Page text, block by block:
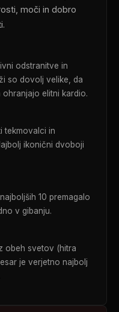
moči in dobro
odstranitve in
so dovolj velike, da
elitni kardio.
tekmovalci in
ikonični dvoboji
10 premagalo
v gibanju.
obeh svetov (hitra
je verjetno najbolj